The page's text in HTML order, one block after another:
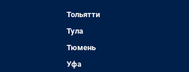
Тольятти
Тула
Тюмень
Уфа